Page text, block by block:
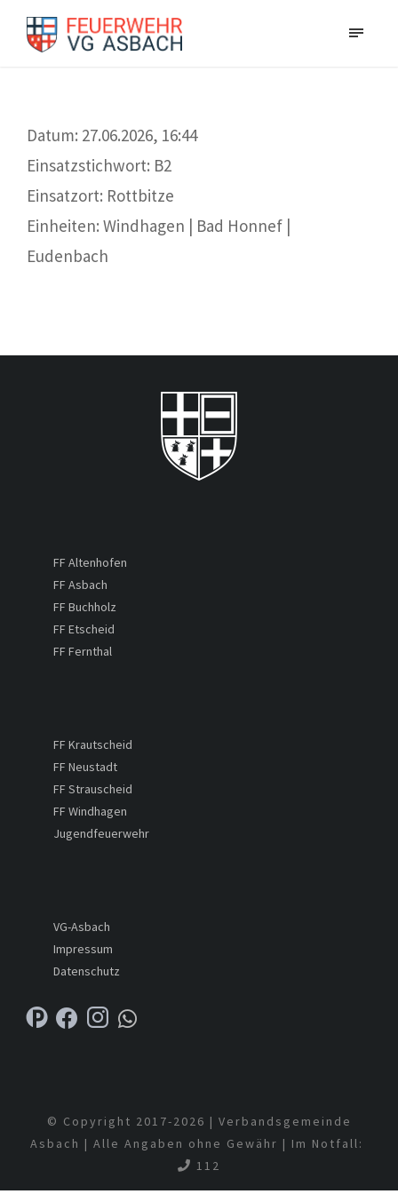
Datum: 27.06.2026, 16:44
Einsatzstichwort: B2
Einsatzort: Rottbitze
Einheiten: Windhagen | Bad Honnef |
Eudenbach
FF Altenhofen
FF Asbach
FF Buchholz
FF Etscheid
FF Fernthal
FF Krautscheid
FF Neustadt
FF Strauscheid
FF Windhagen
Jugendfeuerwehr
VG-Asbach
Impressum
Datenschutz
© Copyright 2017-2026 | Verbandsgemeinde
Asbach | Alle Angaben ohne Gewähr | Im Notfall:
112